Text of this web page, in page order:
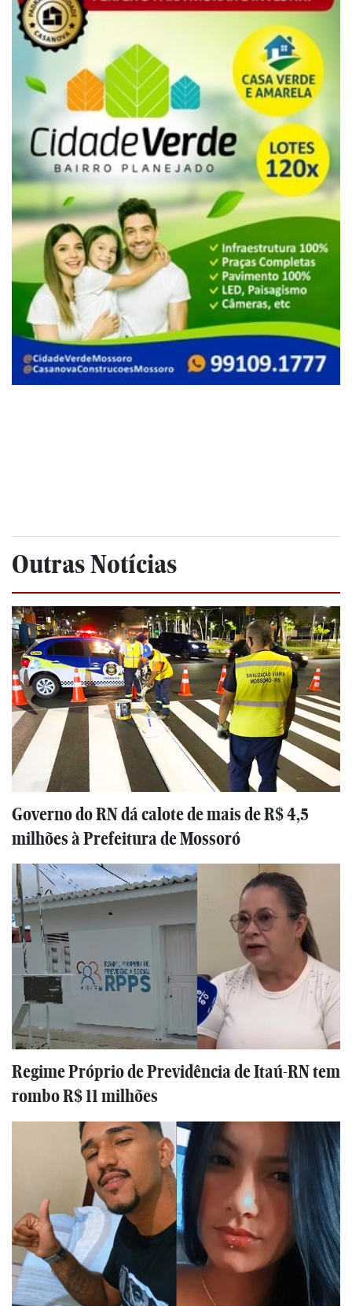
Outras Notícias
Governo do RN dá calote de mais de R$ 4,5
milhões à Prefeitura de Mossoró
Regime Próprio de Previdência de Itaú-RN tem
rombo R$ 11 milhões